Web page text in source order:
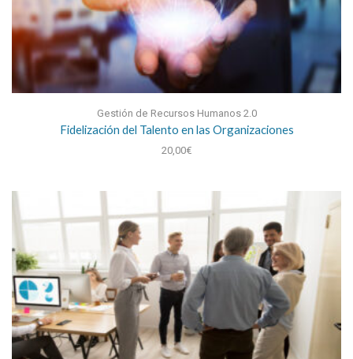
Gestión de Recursos Humanos 2.0
Fidelización del Talento en las Organizaciones
20,00€